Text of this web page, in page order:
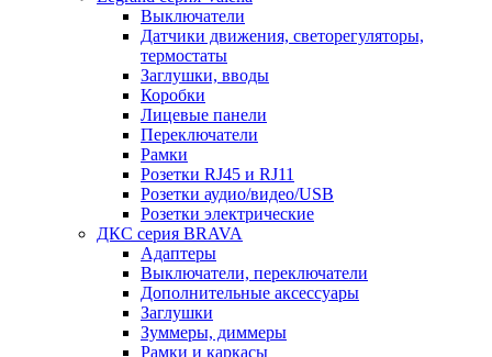
Выключатели
Датчики движения, светорегуляторы,
термостаты
Заглушки, вводы
Коробки
Лицевые панели
Переключатели
Рамки
Розетки RJ45 и RJ11
Розетки аудио/видео/USB
Розетки электрические
ДКС серия BRAVA
Адаптеры
Выключатели, переключатели
Дополнительные аксессуары
Заглушки
Зуммеры, диммеры
Рамки и каркасы